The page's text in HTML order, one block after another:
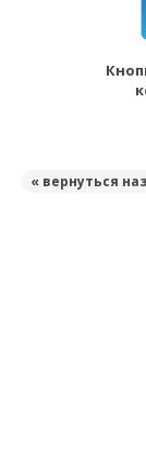
« вернуться